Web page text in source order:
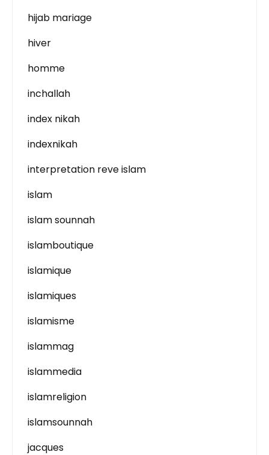
hijab mariage
hiver
homme
inchallah
index nikah
indexnikah
interpretation reve islam
islam
islam sounnah
islamboutique
islamique
islamiques
islamisme
islammag
islammedia
islamreligion
islamsounnah
jacques